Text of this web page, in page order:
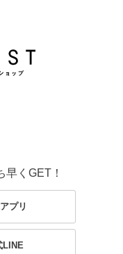
早くGET！
プリ
LINE